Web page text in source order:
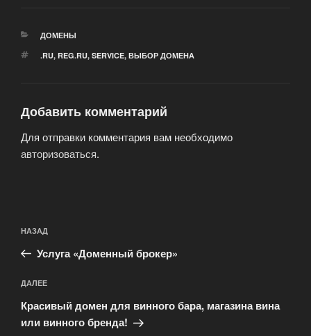
РУБРИКИ
ДОМЕНЫ
МЕТКИ
.RU, REG.RU, SERVICE, ВЫБОР ДОМЕНА
Добавить комментарий
Для отправки комментария вам необходимо
авторизоваться.
по
записям
Предыдущая
запись:
НАЗАД
Услуга «Доменный брокер»
Следующая
запись
ДАЛЕЕ
Красивый домен для винного бара, магазина вина
или винного бренда!